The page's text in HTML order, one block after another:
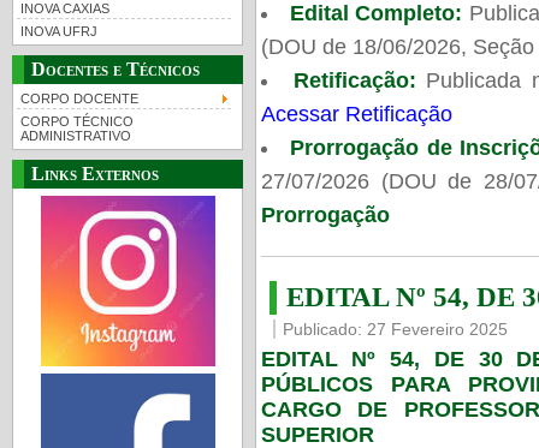
INOVA CAXIAS
INOVA UFRJ
Docentes e Técnicos
CORPO DOCENTE
CORPO TÉCNICO
ADMINISTRATIVO
Links Externos
Edital Completo:
(DOU de 18/06/2026,
Retificação: Publicada
Acessar Retificação
Prorrogação de
27/07/2026 (DOU de 28/
Prorrogação
EDITAL Nº 54, DE
Publicado: 27 Fevereiro 2025
EDITAL Nº 54, DE 30
PÚBLICOS PARA
CARGO DE
SUPERIOR